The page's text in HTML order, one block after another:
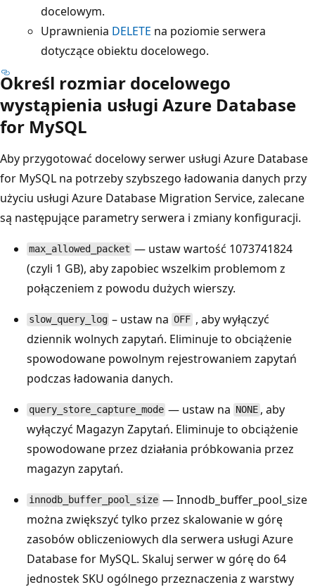
docelowym.
Uprawnienia DELETE na poziomie serwera
dotyczące obiektu docelowego.
Określ rozmiar docelowego
wystąpienia usługi Azure Database
for MySQL
Aby przygotować docelowy serwer usługi Azure Database
for MySQL na potrzeby szybszego ładowania danych przy
użyciu usługi Azure Database Migration Service, zalecane
są następujące parametry serwera i zmiany konfiguracji.
max_allowed_packet — ustaw wartość 1073741824
(czyli 1 GB), aby zapobiec wszelkim problemom z
połączeniem z powodu dużych wierszy.
slow_query_log – ustaw naOFF, aby wyłączyć
dziennik wolnych zapytań. Eliminuje to obciążenie
spowodowane powolnym rejestrowaniem zapytań
podczas ładowania danych.
query_store_capture_mode — ustaw na NONE, aby
wyłączyć Magazyn Zapytań. Eliminuje to obciążenie
spowodowane przez działania próbkowania przez
magazyn zapytań.
innodb_buffer_pool_size — Innodb_buffer_pool_size
można zwiększyć tylko przez skalowanie w górę
zasobów obliczeniowych dla serwera usługi Azure
Database for MySQL. Skaluj serwer w górę do 64
jednostek SKU ogólnego przeznaczenia z warstwy